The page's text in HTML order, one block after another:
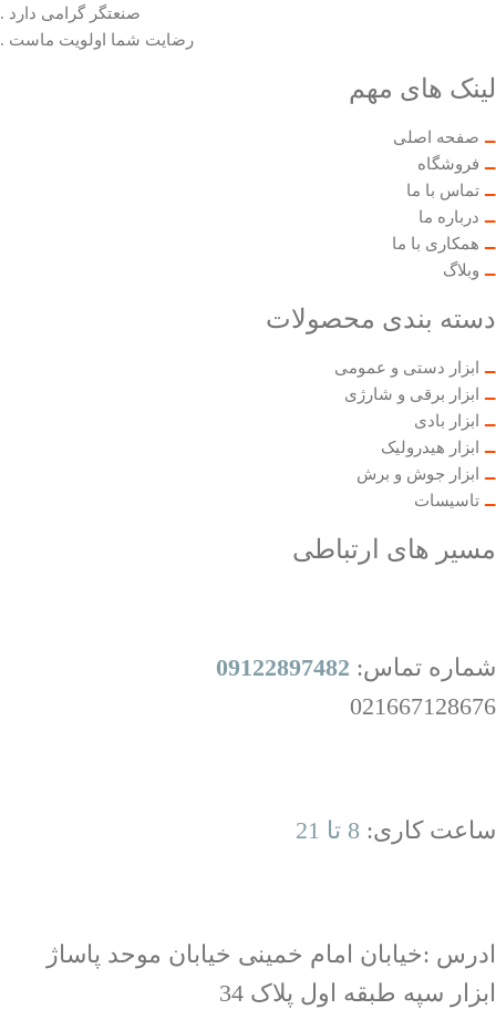
صنعتگر گرامی دارد .
رضایت شما اولویت ماست .
لینک های مهم
صفحه اصلی
فروشگاه
تماس با ما
درباره ما
همکاری با ما
وبلاگ
دسته بندی محصولات
ابزار دستی و عمومی
ابزار برقی و شارژی
ابزار بادی
ابزار هیدرولیک
ابزار جوش و برش
تاسیسات
مسیر های ارتباطی
شماره تماس: 09122897482
021667128676
ساعت کاری: 8 تا 21
ادرس :خیابان امام خمینی خیابان موحد پاساژ
ابزار سپه طبقه اول پلاک 34